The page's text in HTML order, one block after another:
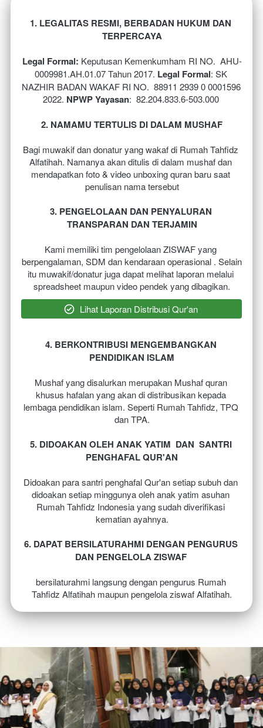
1. LEGALITAS RESMI, BERBADAN HUKUM DAN
TERPERCAYA
Legal Formal: Keputusan Kemenkumham RI NO.  AHU-
0009981.AH.01.07 Tahun 2017. Legal Formal: SK
NAZHIR BADAN WAKAF RI NO.  88911 2939 0 0001596
2022. NPWP Yayasan: 82.204.833.6-503.000
2. NAMAMU TERTULIS DI DALAM MUSHAF
Bagi muwakif dan donatur yang wakaf di Rumah Tahfidz
Alfatihah. Namanya akan ditulis di dalam mushaf dan
mendapatkan foto & video unboxing quran baru saat
penulisan nama tersebut
3. PENGELOLAAN DAN PENYALURAN
TRANSPARAN DAN TERJAMIN
Kami memiliki tim pengelolaan ZISWAF yang
berpengalaman, SDM dan kendaraan operasional . Selain
itu muwakif/donatur juga dapat melihat laporan melalui
spreadsheet maupun video pendek yang dibagikan.
` Lihat Laporan Distribusi Qur'an
4. BERKONTRIBUSI MENGEMBANGKAN
PENDIDIKAN ISLAM
Mushaf yang disalurkan merupakan Mushaf quran
khusus hafalan yang akan di distribusikan kepada
lembaga pendidikan islam. Seperti Rumah Tahfidz, TPQ
dan TPA.
5. DIDOAKAN OLEH ANAK YATIM  DAN  SANTRI
PENGHAFAL QUR'AN
Didoakan para santri penghafal Qur'an setiap subuh dan
didoakan setiap minggunya oleh anak yatim asuhan
Rumah Tahfidz Indonesia yang sudah diverifikasi
kematian ayahnya.
6. DAPAT BERSILATURAHMI DENGAN PENGURUS
DAN PENGELOLA ZISWAF
bersilaturahmi langsung dengan pengurus Rumah
Tahfidz Alfatihah maupun pengelola ziswaf Alfatihah.